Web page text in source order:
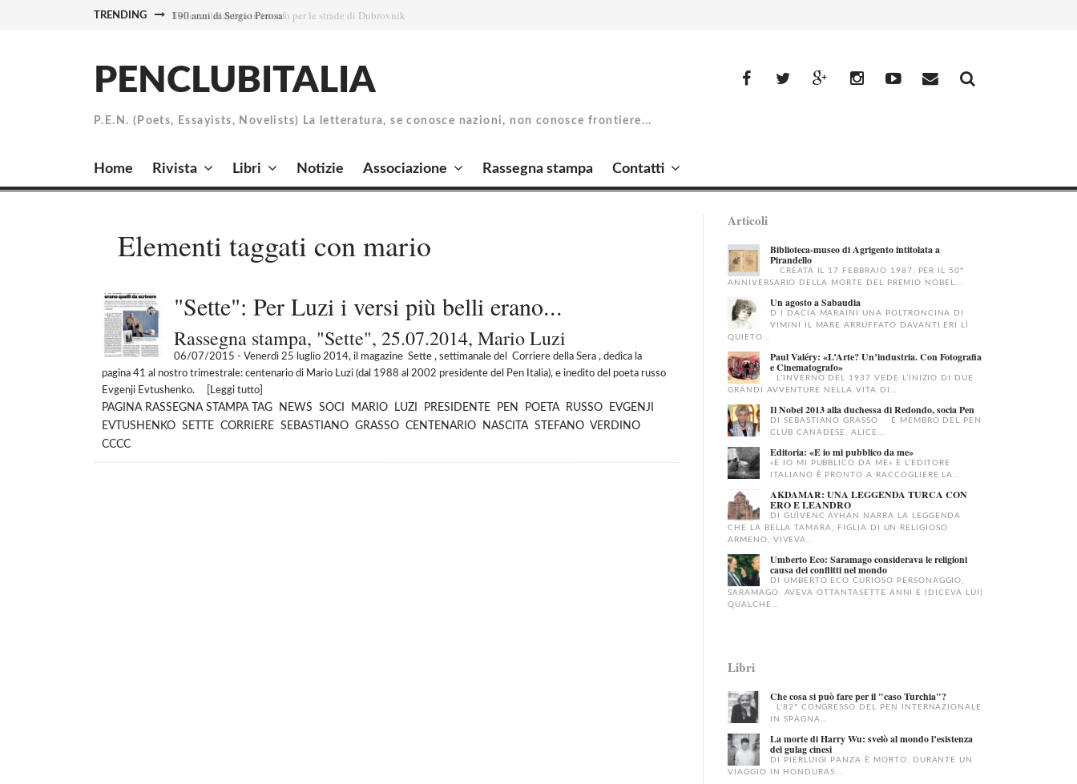
TRENDING I 90 anni di Sergio Perosa
PENCLUBITALIA
P.E.N. (Poets, Essayists, Novelists) La letteratura, se conosce nazioni, non conosce frontiere...
facebook
TwitterGoogle+InstagramYouTube
Email
Home Rivista Libri Notizie Associazione Rassegna stampa Contatti
Elementi taggati con mario
"Sette": Per Luzi i versi più belli erano...
Rassegna stampa, "Sette", 25.07.2014, Mario Luzi
06/07/2015 - Venerdì 25 luglio 2014, il magazine Sette , settimanale del Corriere della Sera , dedica la
pagina 41 al nostro trimestrale: centenario di Mario Luzi (dal 1988 al 2002 presidente del Pen Italia), e inedito del poeta russo
Evgenji Evtushenko. [
Leggi tutto
PAGINA RASSEGNA STAMPA TAG NEWS SOCI MARIO LUZI PRESIDENTE PEN POETA RUSSO
EVGENJI
EVTUSHENKO SETTE CORRIERE SEBASTIANO GRASSO CENTENARIO NASCITA STEFANO VERDINO
CCCC
Articoli
Biblioteca-museo di Agrigento intitolata a
Pirandello
CREATA IL 17 FEBBRAIO 1987, PER IL 50°
ANNIVERSARIO DELLA MORTE DEL PREMIO NOBEL...
Un agosto a Sabaudia
D I DACIA MARAINI UNA POLTRONCINA DI
VIMINI IL MARE ARRUFFATO DAVANTI ERI LÌ
QUIETO...
Paul Valéry: «L’Arte? Un’industria. Con Fotografia
e Cinematografo»
L’INVERNO DEL 1937 VEDE L’INIZIO DI DUE
GRANDI AVVENTURE NELLA VITA DI...
Il Nobel 2013 alla duchessa di Redondo, socia Pen
DI SEBASTIANO GRASSO È MEMBRO DEL PEN
CLUB CANADESE, ALICE...
Editoria: «E io mi pubblico da me»
«E IO MI PUBBLICO DA ME» E L’EDITORE
ITALIANO È PRONTO A RACCOGLIERE LA...
AKDAMAR: UNA LEGGENDA TURCA CON
ERO E LEANDRO
DI GUÌVENC AYHAN NARRA LA LEGGENDA
CHE LA BELLA TAMARA, FIGLIA DI UN RELIGIOSO
ARMENO, VIVEVA...
Umberto Eco: Saramago considerava le religioni
causa dei conflitti nel mondo
DI UMBERTO ECO CURIOSO PERSONAGGIO,
SARAMAGO. AVEVA OTTANTASETTE ANNI E (DICEVA LUI)
QUALCHE...
Libri
Che cosa si può fare per il "caso Turchia"?
L’82° CONGRESSO DEL PEN INTERNAZIONALE
IN SPAGNA...
La morte di Harry Wu: svelò al mondo l’esistenza
dei gulag cinesi
DI PIERLUIGI PANZA È MORTO, DURANTE UN
VIAGGIO IN HONDURAS...